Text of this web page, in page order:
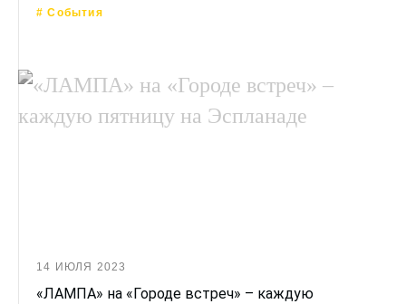
# События
14 ИЮЛЯ 2023
«ЛАМПА» на «Городе встреч» – каждую